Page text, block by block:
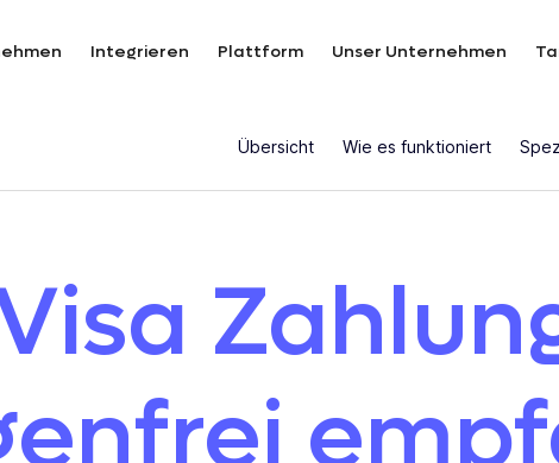
Integrieren Plattform Unser Unternehmen
Übersicht Wie es funktioniert